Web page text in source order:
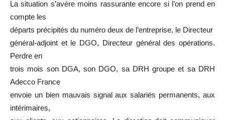
La situation s’avère moins rassurante encore si l’on prend en
compte les
départs précipités du numéro deux de l’entreprise, le Directeur
général-adjoint et le DGO, Directeur général des opérations.
Perdre en
trois mois son DGA, son DGO, sa DRH groupe et sa DRH
Adecco France
envoie un bien mauvais signal aux salariés permanents, aux
intérimaires,